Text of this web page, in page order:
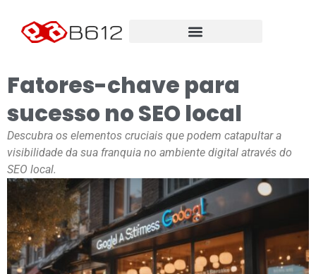
Fatores-chave para
sucesso no SEO local
Descubra os elementos cruciais que podem catapultar a
visibilidade da sua franquia no ambiente digital através do
SEO local.